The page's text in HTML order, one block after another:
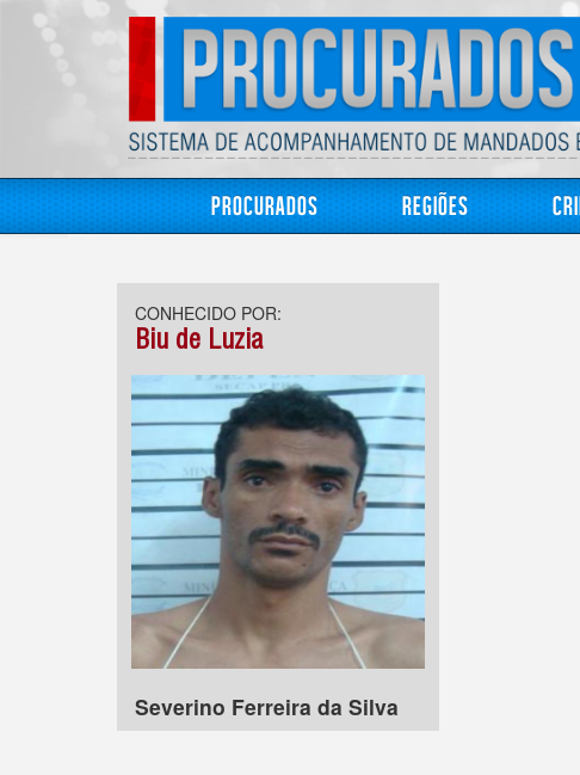
Procurados Regiões
CONHECIDO POR:
Biu de Luzia
Severino Ferreira da Silva